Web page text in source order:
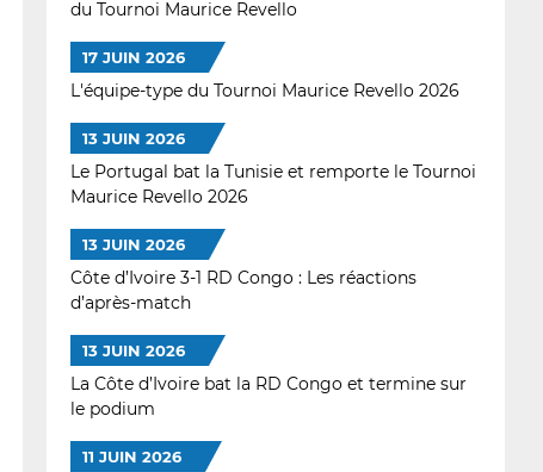
du Tournoi Maurice Revello
17 JUIN 2026
L'équipe-type du Tournoi Maurice Revello 2026
13 JUIN 2026
Le Portugal bat la Tunisie et remporte le Tournoi
Maurice Revello 2026
13 JUIN 2026
Côte d’Ivoire 3-1 RD Congo : Les réactions
d’après-match
13 JUIN 2026
La Côte d’Ivoire bat la RD Congo et termine sur
le podium
11 JUIN 2026